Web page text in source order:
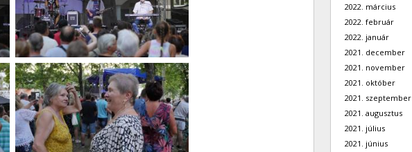
2022. március
2022. február
2022. január
2021. december
2021. november
2021. október
2021. szeptember
2021. augusztus
2021. július
2021. június